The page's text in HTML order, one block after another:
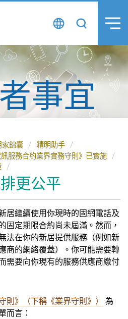
事宜
家錦囊
精明助手
訊服務合約業界實務守則》已實施
更公平
居繼續使用你現時的固網電話及
固定期限合約尚未屆滿。然而，
法在你的新居提供服務（例如新
商的網絡覆蓋）。你可能需要轉
需要向你現有的服務供應商繳付
則》（下稱《業界守則》）
為
而言：